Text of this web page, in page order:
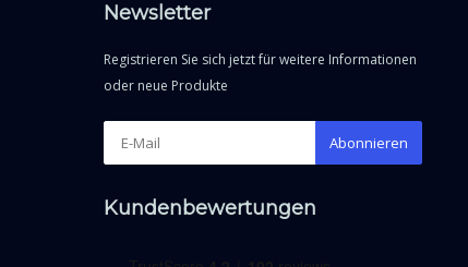
Newsletter
Registrieren Sie sich jetzt für weitere Informationen
oder neue Produkte
Abonnieren
Kundenbewertungen